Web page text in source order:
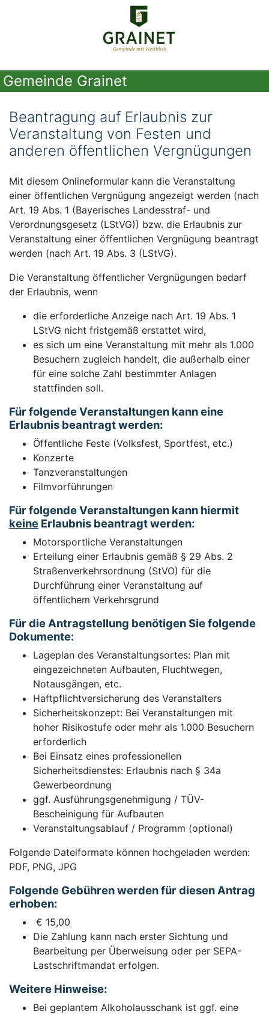
Gemeinde Grainet
Beantragung auf Erlaubnis zur
Veranstaltung von Festen und
anderen öffentlichen Vergnügungen
Mit diesem Onlineformular kann die Veranstaltung
einer öffentlichen Vergnügung angezeigt werden (nach
Art. 19 Abs. 1 (Bayerisches Landesstraf- und
Verordnungsgesetz (LStVG)) bzw. die Erlaubnis zur
Veranstaltung einer öffentlichen Vergnügung beantragt
werden (nach Art. 19 Abs. 3 (LStVG).
Die Veranstaltung öffentlicher Vergnügungen bedarf
der Erlaubnis, wenn
die erforderliche Anzeige nach Art. 19 Abs. 1
LStVG nicht fristgemäß erstattet wird,
es sich um eine Veranstaltung mit mehr als 1.000
Besuchern zugleich handelt, die außerhalb einer
für eine solche Zahl bestimmter Anlagen
stattfinden soll.
Für folgende Veranstaltungen kann eine
Erlaubnis beantragt werden:
Öffentliche Feste (Volksfest, Sportfest, etc.)
Konzerte
Tanzveranstaltungen
Filmvorführungen
Für folgende Veranstaltungen kann hiermit
keine Erlaubnis beantragt werden:
Motorsportliche Veranstaltungen
Erteilung einer Erlaubnis gemäß § 29 Abs. 2
Straßenverkehrsordnung (StVO) für die
Durchführung einer Veranstaltung auf
öffentlichem Verkehrsgrund
Für die Antragstellung benötigen Sie folgende
Dokumente:
Lageplan des Veranstaltungsortes: Plan mit
eingezeichneten Aufbauten, Fluchtwegen,
Notausgängen, etc.
Haftpflichtversicherung des Veranstalters
Sicherheitskonzept: Bei Veranstaltungen mit
hoher Risikostufe oder mehr als 1.000 Besuchern
erforderlich
Bei Einsatz eines professionellen
Sicherheitsdienstes: Erlaubnis nach § 34a
Gewerbeordnung
ggf. Ausführungsgenehmigung / TÜV-
Bescheinigung für Aufbauten
Veranstaltungsablauf / Programm (optional)
Folgende Dateiformate können hochgeladen werden:
PDF, PNG, JPG
Folgende Gebühren werden für diesen Antrag
erhoben:
€ 15,00
Die Zahlung kann nach erster Sichtung und
Bearbeitung per Überweisung oder per SEPA-
Lastschriftmandat erfolgen.
Weitere Hinweise:
Bei geplantem Alkoholausschank ist ggf. eine